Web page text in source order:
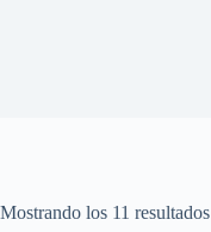
Mostrando los 11 resultados